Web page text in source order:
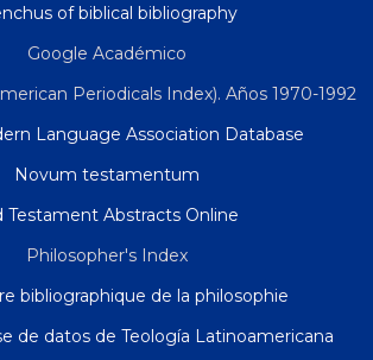
of biblical bibliography
Google Académico
Periodicals Index). Años 1970-1992
Language Association Database
Novum testamentum
Testament Abstracts Online
Philosopher's Index
bibliographique de la philosophie
de datos de Teología Latinoamericana